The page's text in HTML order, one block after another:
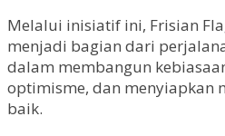
Melalui inisiatif ini, Frisian
menjadi bagian dari
dalam membangun
optimisme, dan menyiapkan
baik.